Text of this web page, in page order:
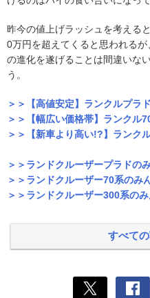
昨今の値上げラッシュを考える
0万円を超えてくると思われる
の進化を遂げることは間違いな
う。
＞＞【高値安定】ランクルプラ
＞＞【幅広い価格帯】ランクル
＞＞【新車より高い!?】ランク
＞＞ランドクルーザープラドの
＞＞ランドクルーザー70系のみ
＞＞ランドクルーザー300系の
すべて